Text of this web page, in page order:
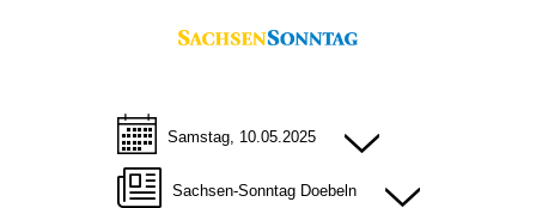
Samstag, 10.05.2025
Sachsen-Sonntag Doebeln